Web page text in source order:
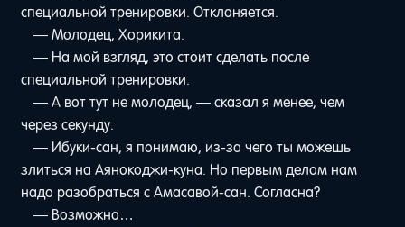
специальной тренировки. Отклоняется.
— Молодец, Хорикита.
— На мой взгляд, это стоит сделать после
специальной тренировки.
— А вот тут не молодец, — сказал я менее, чем
через секунду.
— Ибуки-сан, я понимаю, из-за чего ты можешь
злиться на Аянокоджи-куна. Но первым делом нам
надо разобраться с Амасавой-сан. Согласна?
— Возможно…